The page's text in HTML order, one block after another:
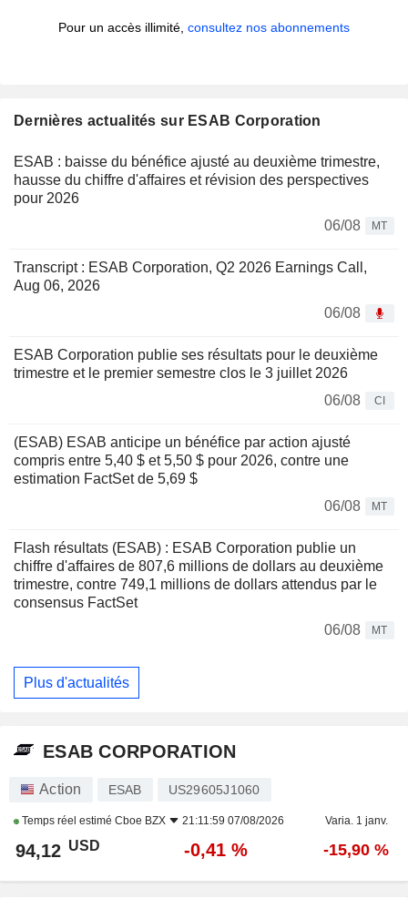
Pour un accès illimité, consultez nos abonnements
Dernières actualités sur ESAB Corporation
ESAB : baisse du bénéfice ajusté au deuxième trimestre,
hausse du chiffre d'affaires et révision des perspectives
pour 2026
06/08
MT
Transcript : ESAB Corporation, Q2 2026 Earnings Call,
Aug 06, 2026
06/08
ESAB Corporation publie ses résultats pour le deuxième
trimestre et le premier semestre clos le 3 juillet 2026
06/08
CI
(ESAB) ESAB anticipe un bénéfice par action ajusté
compris entre 5,40 $ et 5,50 $ pour 2026, contre une
estimation FactSet de 5,69 $
06/08
MT
Flash résultats (ESAB) : ESAB Corporation publie un
chiffre d'affaires de 807,6 millions de dollars au deuxième
trimestre, contre 749,1 millions de dollars attendus par le
consensus FactSet
06/08
MT
Plus d'actualités
ESAB CORPORATION
Action ESAB US29605J1060
Temps réel estimé Cboe BZX 21:11:59 07/08/2026 Varia. 1 janv.
94,12 USD -0,41 % -15,90 %